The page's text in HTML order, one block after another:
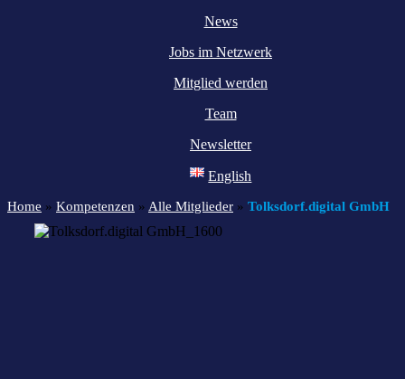
News
Jobs im Netzwerk
Mitglied werden
Team
Newsletter
English
Home » Kompetenzen » Alle Mitglieder » Tolksdorf.digital GmbH